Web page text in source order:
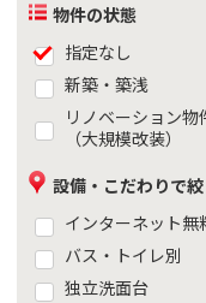
物件の状態
指定なし
新築・築浅
リノベーション物
（大規模改装）
設備・こだわりで
インターネット無
バス・トイレ別
独立洗面台